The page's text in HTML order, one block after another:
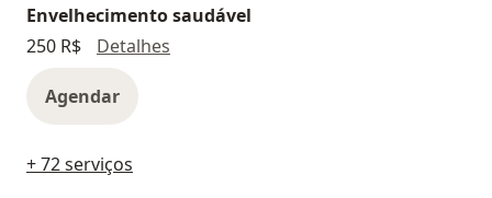
Envelhecimento saudável
250 R$
Detalhes
Agendar
+ 72 serviços